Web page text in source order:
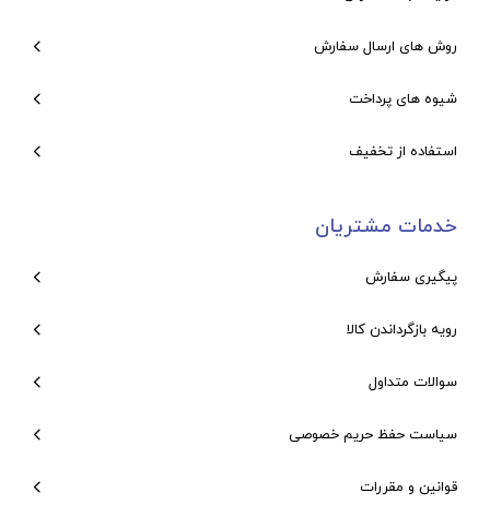
روش های ارسال سفارش
شیوه های پرداخت
استفاده از تخفیف
خدمات مشتریان
پیگیری سفارش
رویه بازگرداندن کالا
سوالات متداول
سیاست حفظ حریم خصوصی
قوانین و مقررات